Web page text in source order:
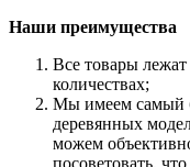
Наши преимущества
Все товары
количествах;
Мы имеем самый
деревянных
можем
посоветовать,